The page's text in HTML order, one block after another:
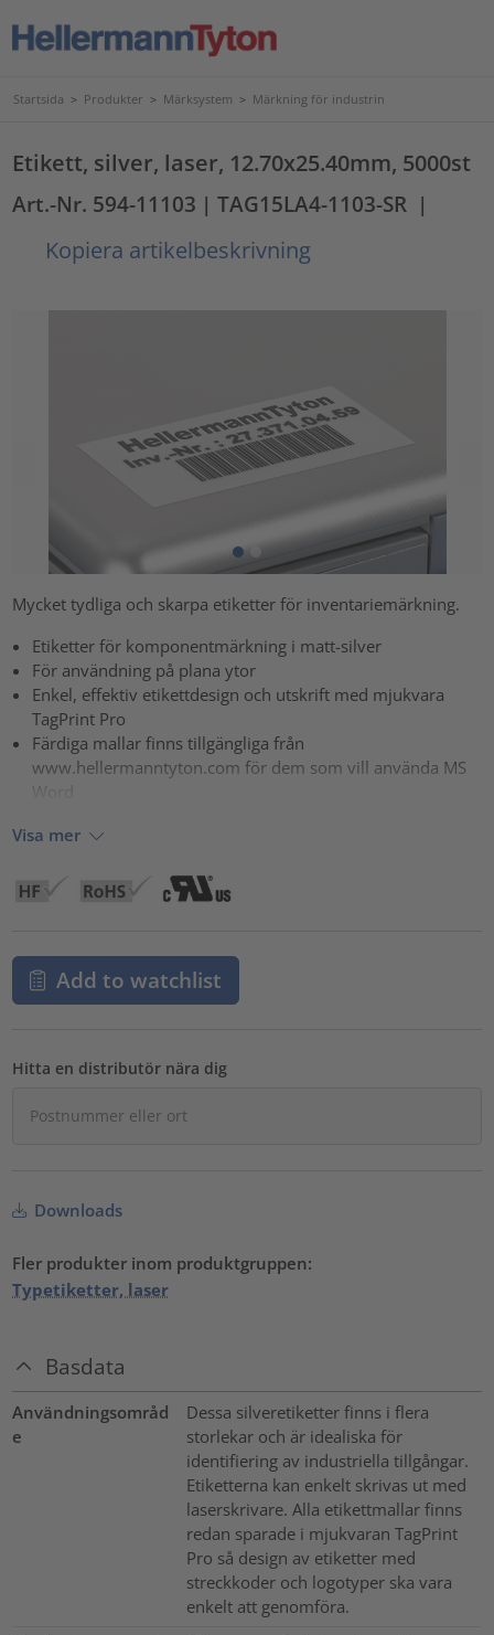
Startsida > Produkter > Märksystem > Märkning för industrin
Etikett, silver, laser, 12.70x25.40mm, 5000st
Art.-Nr. 594-11103 | TAG15LA4-1103-SR |
Kopiera artikelbeskrivning
Mycket tydliga och skarpa etiketter för inventariemärkning.
Etiketter för komponentmärkning i matt-silver
För användning på plana ytor
Enkel, effektiv etikettdesign och utskrift med mjukvara
TagPrint Pro
Färdiga mallar finns tillgängliga från
www.hellermanntyton.com för dem som vill använda MS
Visa mer
Add to watchlist
Hitta en distributör nära dig
Downloads
Fler produkter inom produktgruppen:
Typetiketter, laser
Basdata
Användningsområd
e
Dessa silveretiketter finns i flera
storlekar och är idealiska för
identifiering av industriella tillgångar.
Etiketterna kan enkelt skrivas ut med
laserskrivare. Alla etikettmallar finns
redan sparade i mjukvaran TagPrint
Pro så design av etiketter med
streckkoder och logotyper ska vara
enkelt att genomföra.